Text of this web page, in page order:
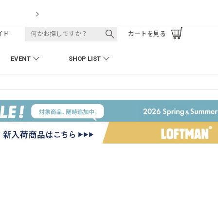
EVENT SHOP LIST
ド カートを見る